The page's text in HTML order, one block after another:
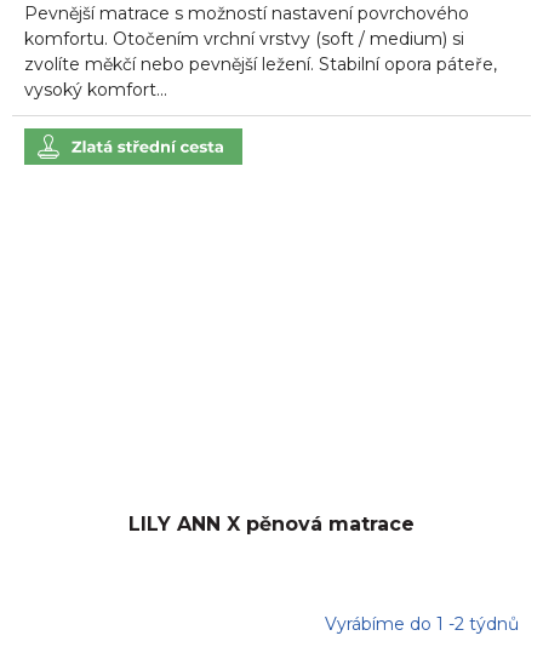
z
5
hvězdiček.
Pevnější matrace s možností nastavení povrchového
komfortu. Otočením vrchní vrstvy (soft / medium) si
zvolíte měkčí nebo pevnější ležení. Stabilní opora páteře,
vysoký komfort...
LILY ANN X pěnová matrace
Vyrábíme do 1 -2 týdnů